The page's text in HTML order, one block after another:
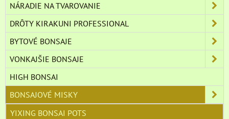
NÁRADIE NA TVAROVANIE
DRÔTY KIRAKUNI PROFESSIONAL
BYTOVÉ BONSAJE
VONKAJŠIE BONSAJE
HIGH BONSAI
BONSAJOVÉ MISKY
YIXING BONSAI POTS